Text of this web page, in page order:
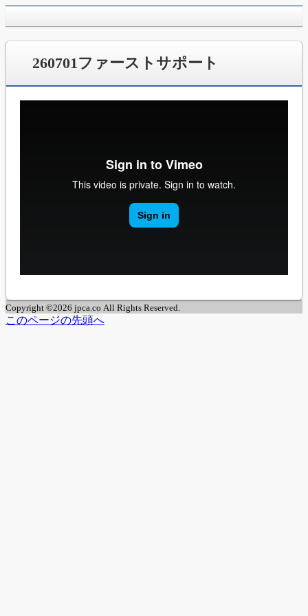
jpca.co
260701ファーストサポート
Copyright ©2026 jpca.co All Rights Reserved.
このページの先頭へ